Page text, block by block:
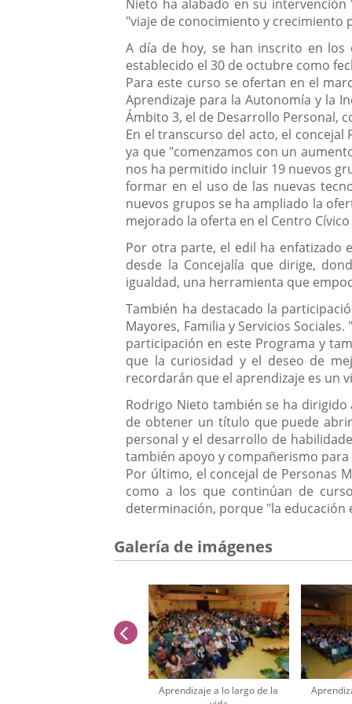
Nieto ha alabado en su
"viaje de conocimiento y crecimiento
A día de hoy, se han inscrito en los
establecido el 30 de octubre como
Para este curso se ofertan en el
Aprendizaje para la Autonomía y la
Ámbito 3, el de Desarrollo Personal,
En el transcurso del acto, el
ya que "comenzamos con un
nos ha permitido incluir 19 nuevos
formar en el uso de las nuevas
nuevos grupos se ha ampliado la
mejorado la oferta en el Centro
Por otra parte, el edil ha enfatizado
desde la Concejalía que dirige,
igualdad, una herramienta que
También ha destacado la
Mayores, Familia y Servicios
participación en este Programa y
que la curiosidad y el deseo de
recordarán que el aprendizaje es un
Rodrigo Nieto también se ha
de obtener un título que puede
personal y el desarrollo de
también apoyo y compañerismo
Por último, el concejal de Personas
como a los que continúan de
determinación, porque "la
Galería de imágenes
Aprendizaje a lo largo de la
anterior